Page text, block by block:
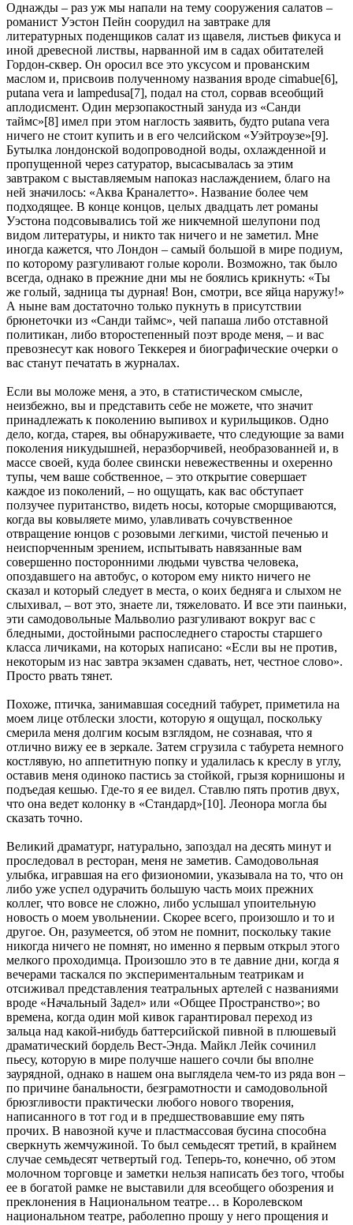
Однажды – раз уж мы напали на тему сооружения салатов –
романист Уэстон Пейн соорудил на завтраке для
литературных поденщиков салат из щавеля, листьев фикуса и
иной древесной листвы, нарванной им в садах обитателей
Гордон-сквер. Он оросил все это уксусом и прованским
маслом и, присвоив полученному названия вроде cimabue[6],
putana vera и lampedusa[7], подал на стол, сорвав всеобщий
аплодисмент. Один мерзопакостный зануда из «Санди
таймc»[8] имел при этом наглость заявить, будто putana vera
ничего не стоит купить и в его челсийском «Уэйтроузе»[9].
Бутылка лондонской водопроводной воды, охлажденной и
пропущенной через сатуратор, высасывалась за этим
завтраком с выставляемым напоказ наслаждением, благо на
ней значилось: «Аква Краналетто». Название более чем
подходящее. В конце концов, целых двадцать лет романы
Уэстона подсовывались той же никчемной шелупони под
видом литературы, и никто так ничего и не заметил. Мне
иногда кажется, что Лондон – самый большой в мире подиум,
по которому разгуливают голые короли. Возможно, так было
всегда, однако в прежние дни мы не боялись крикнуть: «Ты
же голый, задница ты дурная! Вон, смотри, все яйца наружу!»
А ныне вам достаточно только пукнуть в присутствии
брюнеточки из «Санди таймс», чей папаша либо отставной
политикан, либо второстепенный поэт вроде меня, – и вас
превознесут как нового Теккерея и биографические очерки о
вас станут печатать в журналах.
Если вы моложе меня, а это, в статистическом смысле,
неизбежно, вы и представить себе не можете, что значит
принадлежать к поколению выпивох и курильщиков. Одно
дело, когда, старея, вы обнаруживаете, что следующие за вами
поколения никудышней, неразборчивей, необразованней и, в
массе своей, куда более свински невежественны и охеренно
тупы, чем ваше собственное, – это открытие совершает
каждое из поколений, – но ощущать, как вас обступает
ползучее пуританство, видеть носы, которые сморщиваются,
когда вы ковыляете мимо, улавливать сочувственное
отвращение юнцов с розовыми легкими, чистой печенью и
неиспорченным зрением, испытывать навязанные вам
совершенно посторонними людьми чувства человека,
опоздавшего на автобус, о котором ему никто ничего не
сказал и который следует в места, о коих бедняга и слыхом не
слыхивал, – вот это, знаете ли, тяжеловато. И все эти паиньки,
эти самодовольные Мальволио разгуливают вокруг вас с
бледными, достойными распоследнего старосты старшего
класса личиками, на которых написано: «Если вы не против,
некоторым из нас завтра экзамен сдавать, нет, честное слово».
Просто рвать тянет.
Похоже, птичка, занимавшая соседний табурет, приметила на
моем лице отблески злости, которую я ощущал, поскольку
смерила меня долгим косым взглядом, не сознавая, что я
отлично вижу ее в зеркале. Затем сгрузила с табурета немного
костлявую, но аппетитную попку и удалилась к креслу в углу,
оставив меня одиноко пастись за стойкой, грызя корнишоны и
подъедая кешью. Где-то я ее видел. Ставлю пять против двух,
что она ведет колонку в «Стандард»[10]. Леонора могла бы
сказать точно.
Великий драматург, натурально, запоздал на десять минут и
проследовал в ресторан, меня не заметив. Самодовольная
улыбка, игравшая на его физиономии, указывала на то, что он
либо уже успел одурачить большую часть моих прежних
коллег, что вовсе не сложно, либо услышал упоительную
новость о моем увольнении. Скорее всего, произошло и то и
другое. Он, разумеется, об этом не помнит, поскольку такие
никогда ничего не помнят, но именно я первым открыл этого
мелкого проходимца. Произошло это в те давние дни, когда я
вечерами таскался по экспериментальным театрикам и
отсиживал представления театральных артелей с названиями
вроде «Начальный Задел» или «Общее Пространство»; во
времена, когда один мой кивок гарантировал переход из
зальца над какой-нибудь баттерсийской пивной в плюшевый
драматический бордель Вест-Энда. Майкл Лейк сочинил
пьесу, которую в мире получше нашего сочли бы вполне
заурядной, однако в нашем она выглядела чем-то из ряда вон –
по причине банальности, безграмотности и самодовольной
брюзгливости практически любого нового творения,
написанного в тот год и в предшествовавшие ему пять
прочих. В навозной куче и пластмассовая бусина способна
сверкнуть жемчужиной. То был семьдесят третий, в крайнем
случае семьдесят четвертый год. Теперь-то, конечно, об этом
молочном торговце и заметки нельзя написать без того, чтобы
ее в богатой рамке не выставили для всеобщего обозрения и
преклонения в Национальном театре… в Королевском
национальном театре, раболепно прошу у него прощения и